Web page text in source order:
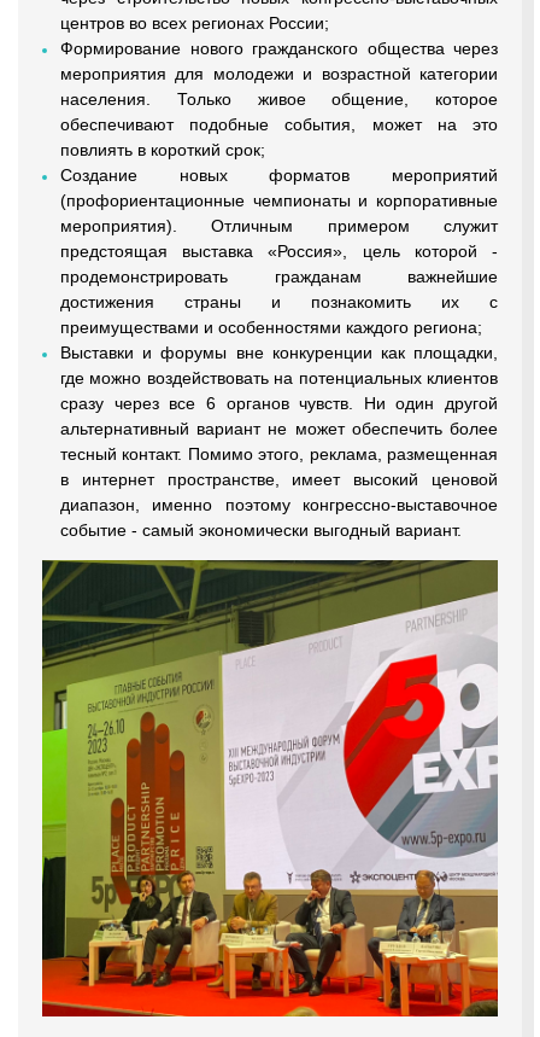
центров во всех регионах России;
Формирование нового гражданского общества через
мероприятия для молодежи и возрастной категории
населения. Только живое общение, которое
обеспечивают подобные события, может на это
повлиять в короткий срок;
Создание новых форматов мероприятий
(профориентационные чемпионаты и корпоративные
мероприятия). Отличным примером служит
предстоящая выставка «Россия», цель которой -
продемонстрировать гражданам важнейшие
достижения страны и познакомить их с
преимуществами и особенностями каждого региона;
Выставки и форумы вне конкуренции как площадки,
где можно воздействовать на потенциальных клиентов
сразу через все 6 органов чувств. Ни один другой
альтернативный вариант не может обеспечить более
тесный контакт. Помимо этого, реклама, размещенная
в интернет пространстве, имеет высокий ценовой
диапазон, именно поэтому конгрессно-выставочное
событие - самый экономически выгодный вариант.